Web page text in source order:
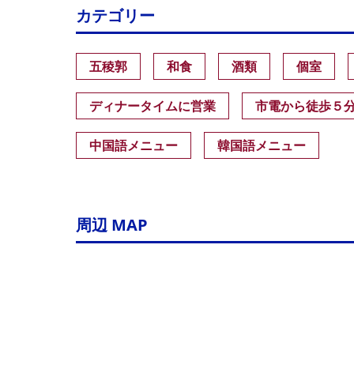
カテゴリー
五稜郭 和食 酒類 個室
ディナータイムに営業 市電から徒歩５
中国語メニュー 韓国語メニュー
周辺 MAP